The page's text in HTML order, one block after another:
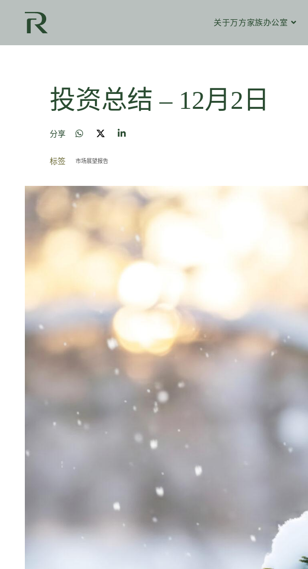
关于万方家族办公室
投资总结 – 12月2日
分享
标签 市场展望报告